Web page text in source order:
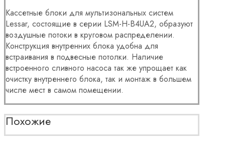
Кассетные блоки для мультизональных систем
Lessar, состоящие в серии LSM-H-B4UA2, образуют
воздушные потоки в круговом распределении.
Конструкция внутренних блока удобна для
встраивания в подвесные потолки. Наличие
встроенного сливного насоса так же упрощает как
очистку внутреннего блока, так и монтаж в большем
числе мест в самом помещении.
Похожие